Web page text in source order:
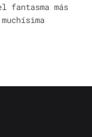
fantasma más